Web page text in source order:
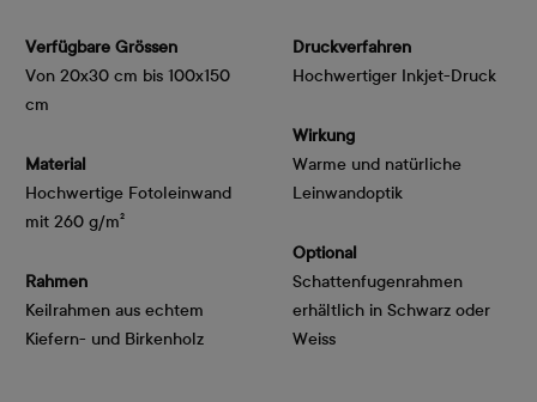
Verfügbare Grössen
Von 20x30 cm bis 100x150
cm
Material
Hochwertige Fotoleinwand
mit 260 g/m²
Rahmen
Keilrahmen aus echtem
Kiefern- und Birkenholz
Druckverfahren
Hochwertiger Inkjet-Druck
Wirkung
Warme und natürliche
Leinwandoptik
Optional
Schattenfugenrahmen
erhältlich in Schwarz oder
Weiss